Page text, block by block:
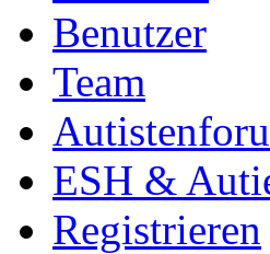
Benutzer
Team
ESH &
Registrieren